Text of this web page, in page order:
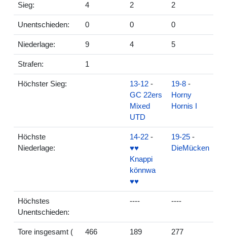
Sieg: 4 2 2
Unentschieden: 0 0 0
Niederlage: 9 4 5
Strafen: 1
Höchster Sieg: 13-12 -
GC 22ers
Mixed
UTD
19-8 -
Horny
Hornis I
Höchste
Niederlage:
14-22 -
♥♥
Knappi
könnwa
♥♥
19-25 -
DieMücken
Höchstes
Unentschieden:
---- ----
Tore insgesamt (
466 189 277